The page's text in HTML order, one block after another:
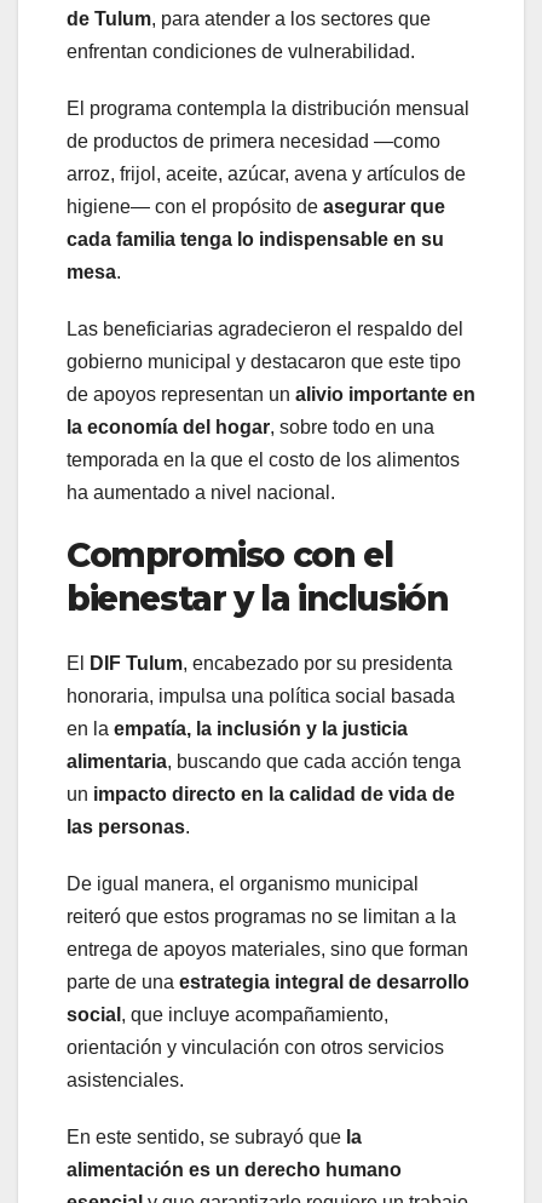
de Tulum, para atender a los sectores que
enfrentan condiciones de vulnerabilidad.
El programa contempla la distribución mensual
de productos de primera necesidad —como
arroz, frijol, aceite, azúcar, avena y artículos de
higiene— con el propósito de asegurar que
cada familia tenga lo indispensable en su
mesa.
Las beneficiarias agradecieron el respaldo del
gobierno municipal y destacaron que este tipo
de apoyos representan un alivio importante en
la economía del hogar, sobre todo en una
temporada en la que el costo de los alimentos
ha aumentado a nivel nacional.
Compromiso con el
bienestar y la inclusión
El DIF Tulum, encabezado por su presidenta
honoraria, impulsa una política social basada
en la empatía, la inclusión y la justicia
alimentaria, buscando que cada acción tenga
un impacto directo en la calidad de vida de
las personas.
De igual manera, el organismo municipal
reiteró que estos programas no se limitan a la
entrega de apoyos materiales, sino que forman
parte de una estrategia integral de desarrollo
social , que incluye acompañamiento,
orientación y vinculación con otros servicios
asistenciales.
En este sentido, se subrayó que la
alimentación es un derecho humano